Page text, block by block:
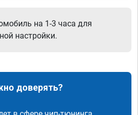
на 1-3 часа для
настройки.
доверять?